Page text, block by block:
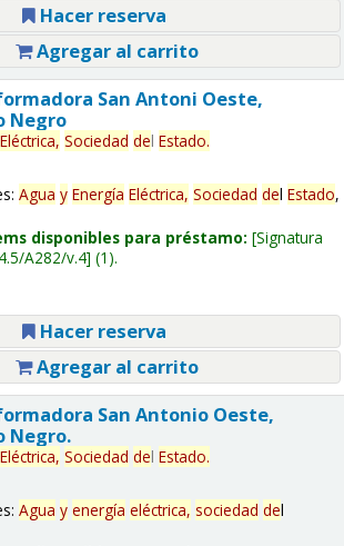
Hacer reserva
Agregar al carrito
San Antoni Oeste,
Negro
Eléctrica, Sociedad del Estado.
Agua y Energía Eléctrica, Sociedad del Estado,
disponibles para préstamo: Signatura
A282/v.4 (1).
Hacer reserva
Agregar al carrito
San Antonio Oeste,
Negro.
Eléctrica, Sociedad del Estado.
Agua y energía eléctrica, sociedad del